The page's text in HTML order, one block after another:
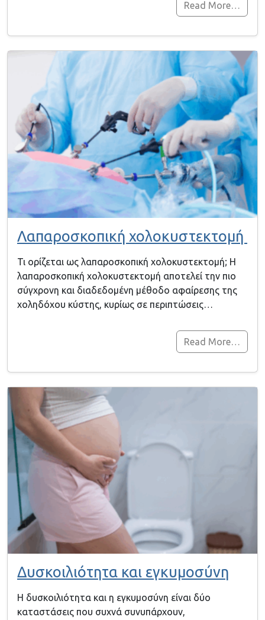
Read More…
Λαπαροσκοπική χολοκυστεκτομή
Τι ορίζεται ως λαπαροσκοπική χολοκυστεκτομή; Η
λαπαροσκοπική χολοκυστεκτομή αποτελεί την πιο
σύγχρονη και διαδεδομένη μέθοδο αφαίρεσης της
χοληδόχου κύστης, κυρίως σε περιπτώσεις…
Read More…
Δυσκοιλιότητα και εγκυμοσύνη
Η δυσκοιλιότητα και η εγκυμοσύνη είναι δύο
καταστάσεις που συχνά συνυπάρχουν,